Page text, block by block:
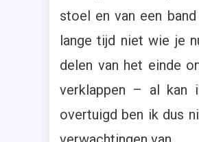
stoel en van een
lange tijd niet wie je
delen van het einde
verklappen – al kan
overtuigd ben ik dus